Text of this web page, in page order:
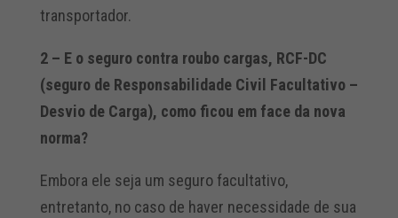
transportador.
2 – E o seguro contra roubo cargas, RCF-DC
(seguro de Responsabilidade Civil Facultativo –
Desvio de Carga), como ficou em face da nova
norma?
Embora ele seja um seguro facultativo,
entretanto, no caso de haver necessidade de sua